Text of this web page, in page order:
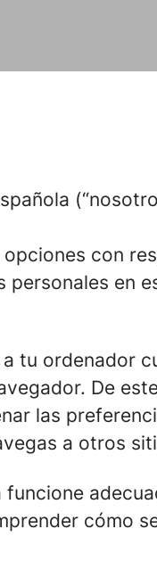
con
en
tu ordenador
De
las
a otros
cómo